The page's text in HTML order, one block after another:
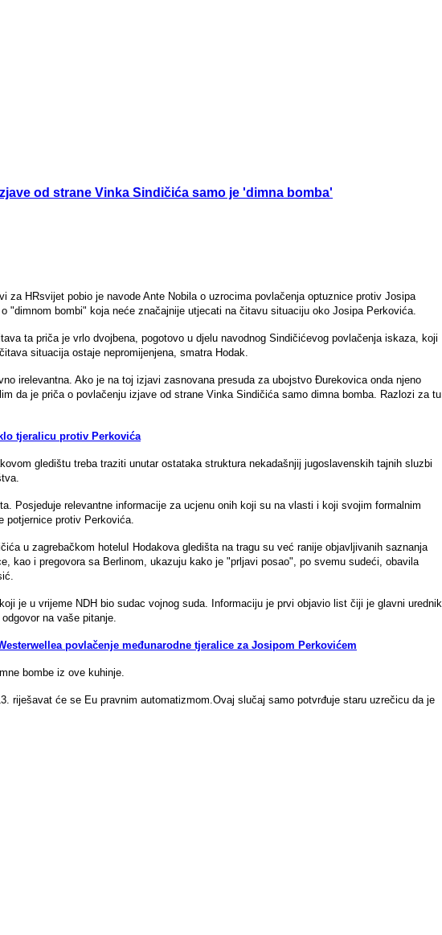
od strane Vinka Sindičića samo je 'dimna bomba'
za HRsvijet pobio je navode Ante Nobila o uzrocima povlačenja optuznice protiv Josipa
"dimnom bombi" koja neće značajnije utjecati na čitavu situaciju oko Josipa Perkovića.
ta priča je vrlo dvojbena, pogotovo u djelu navodnog Sindičićevog povlačenja iskaza, koji
situacija ostaje nepromijenjena, smatra Hodak.
irelevantna. Ako je na toj izjavi zasnovana presuda za ubojstvo Đurekovica onda njeno
da je priča o povlačenju izjave od strane Vinka Sindičića samo dimna bomba. Razlozi za tu
tjeralicu protiv Perkovića
gledištu treba traziti unutar ostataka struktura nekadašnjij jugoslavenskih tajnih sluzbi
Posjeduje relevantne informacije za ucjenu onih koji su na vlasti i koji svojim formalnim
potjernice protiv Perkovića.
I Hodakova gledišta na tragu su već ranije objavljivanih saznanja
kao i pregovora sa Berlinom, ukazuju kako je "prljavi posao", po svemu sudeći, obavila
je u vrijeme NDH bio sudac vojnog suda. Informaciju je prvi objavio list čiji je glavni urednik
na vaše pitanje.
povlačenje međunarodne tjeralice za Josipom Perkovićem
bombe iz ove kuhinje.
riješavat će se Eu pravnim automatizmom.Ovaj slučaj samo potvrđuje staru uzrečicu da je